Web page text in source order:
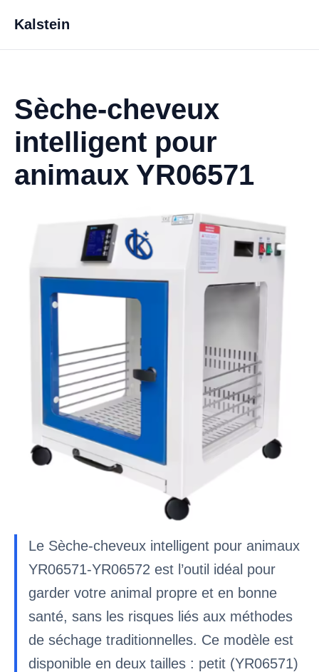
Kalstein
Sèche-cheveux
intelligent pour
animaux YR06571
Le Sèche-cheveux intelligent pour animaux
YR06571-YR06572 est l’outil idéal pour
garder votre animal propre et en bonne
santé, sans les risques liés aux méthodes
de séchage traditionnelles. Ce modèle est
disponible en deux tailles : petit (YR06571)